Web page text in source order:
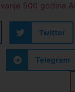
500 godina
Twitter
Telegram